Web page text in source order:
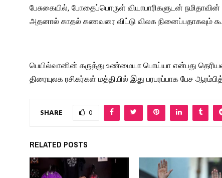
பேசுகையில், போதைப்பொருள் வியாபாரிகளுடன் நமிதாவின்
அதனால் காதல் கணவரை விட்டு விலக நினைப்பதாகவும்
பெயில்வானின் கருத்து உண்மையா பொய்யா என்பது
திரையுலக ரசிகர்கள் மத்தியில் இது பரபரப்பாக பேச
SHARE 0
RELATED POSTS